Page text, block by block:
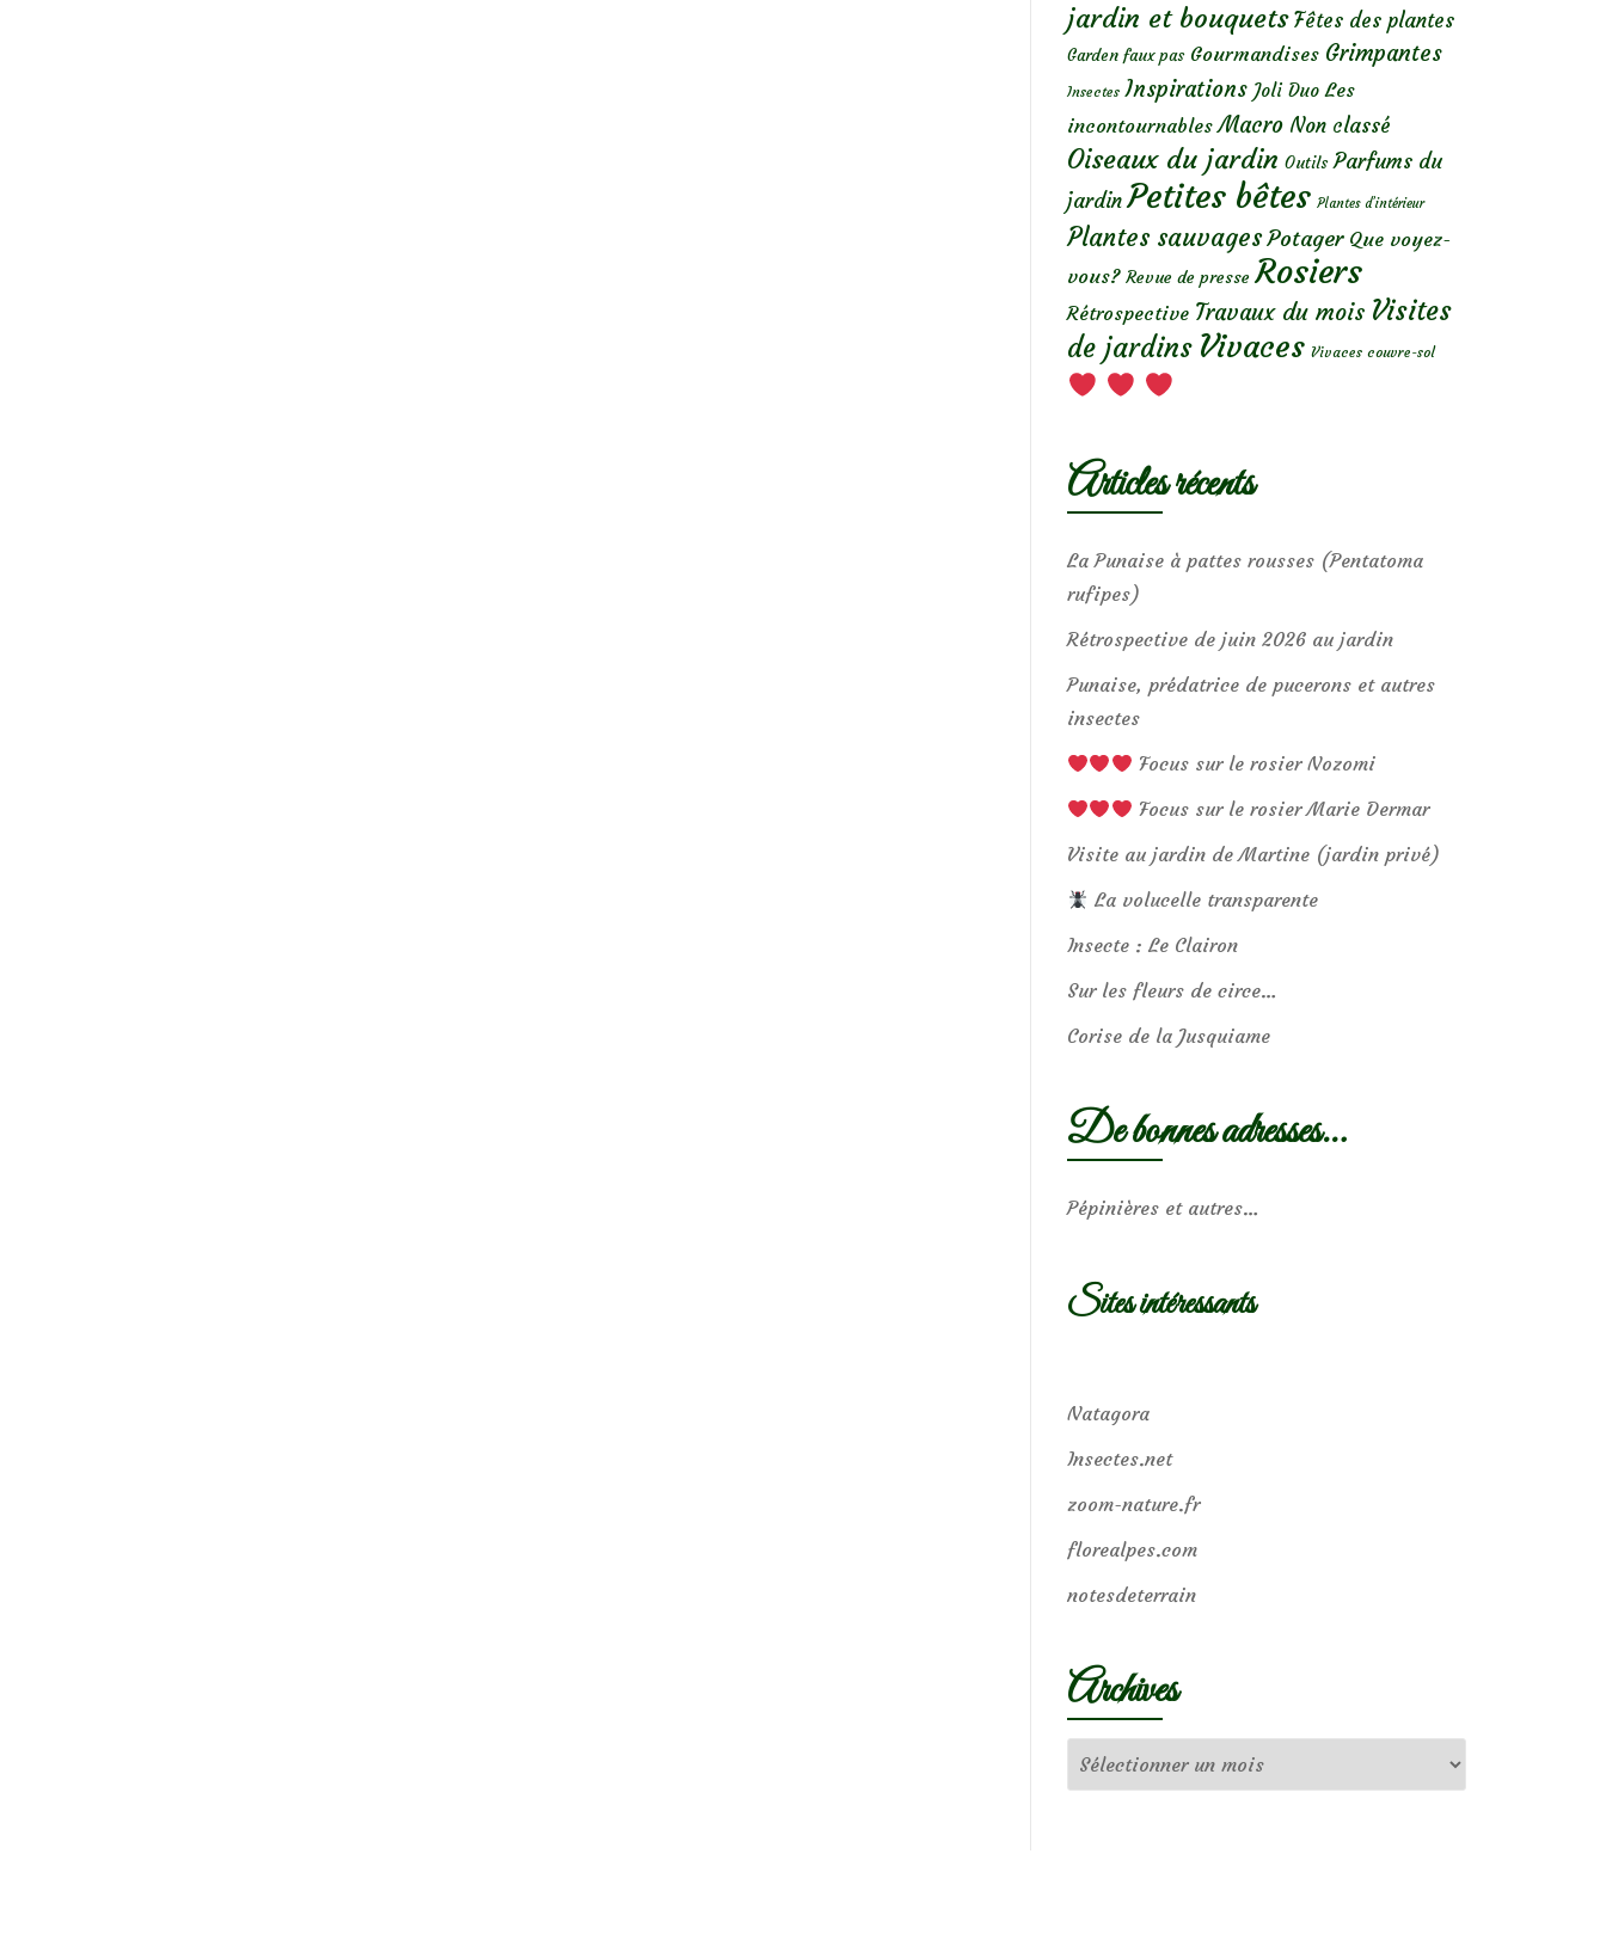
jardin et bouquets Fêtes des plantes
Garden faux pas Gourmandises Grimpantes
Insectes Inspirations Joli Duo Les
incontournables Macro Non classé
Oiseaux du jardin Outils Parfums du
jardin Petites bêtes Plantes d’intérieur
Plantes sauvages Potager Que voyez-
vous? Revue de presse Rosiers
Rétrospective Travaux du mois Visites
de jardins Vivaces Vivaces couvre-sol
Articles récents
La Punaise à pattes rousses (Pentatoma
rufipes)
Rétrospective de juin 2026 au jardin
Punaise, prédatrice de pucerons et autres
insectes
Focus sur le rosier Nozomi
Focus sur le rosier Marie Dermar
Visite au jardin de Martine (jardin privé)
La volucelle transparente
Insecte : Le Clairon
Sur les fleurs de circe…
Corise de la Jusquiame
De bonnes adresses…
Pépinières et autres…
Sites intéressants
Natagora
Insectes.net
zoom-nature.fr
florealpes.com
notesdeterrain
Archives
Archives